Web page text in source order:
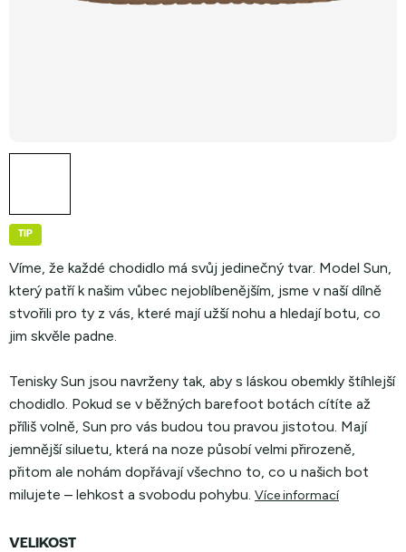
TIP
Víme, že každé chodidlo má svůj jedinečný tvar. Model Sun,
který patří k našim vůbec nejoblíbenějším, jsme v naší dílně
stvořili pro ty z vás, které mají užší nohu a hledají botu, co
jim skvěle padne.
Tenisky Sun jsou navrženy tak, aby s láskou obemkly štíhlejší
chodidlo. Pokud se v běžných barefoot botách cítíte až
příliš volně, Sun pro vás budou tou pravou jistotou. Mají
jemnější siluetu, která na noze působí velmi přirozeně,
přitom ale nohám dopřávají všechno to, co u našich bot
milujete – lehkost a svobodu pohybu. Více informací
VELIKOST